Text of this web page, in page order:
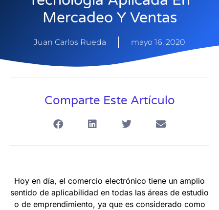
Mercadeo Y Ventas
Juan Carlos Rueda mayo 16, 2020
Comparte Este Artículo
Hoy en día, el comercio electrónico tiene un amplio
sentido de aplicabilidad en todas las áreas de estudio
o de emprendimiento, ya que es considerado como